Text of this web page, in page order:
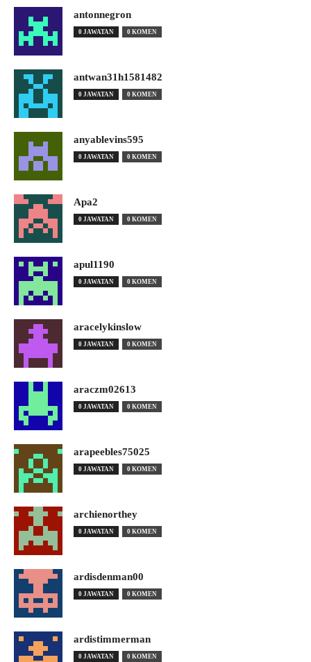
antonnegron
0 JAWATAN 0 KOMEN
antwan31h1581482
0 JAWATAN 0 KOMEN
anyablevins595
0 JAWATAN 0 KOMEN
Apa2
0 JAWATAN 0 KOMEN
apul1190
0 JAWATAN 0 KOMEN
aracelykinslow
0 JAWATAN 0 KOMEN
araczm02613
0 JAWATAN 0 KOMEN
arapeebles75025
0 JAWATAN 0 KOMEN
archienorthey
0 JAWATAN 0 KOMEN
ardisdenman00
0 JAWATAN 0 KOMEN
ardistimmerman
0 JAWATAN 0 KOMEN